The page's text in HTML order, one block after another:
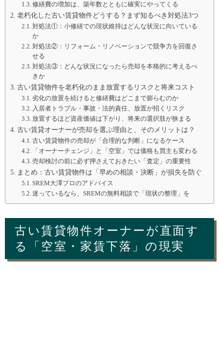
修繕費の増加は、築年数とともに確実にやってくる
老朽化した古い賃貸物件どうする？まず知るべき対処法3つ
対処法①：小修繕での現状維持はどんな状況に向いている
か
対処法②：リフォーム・リノベーションで競争力を回復さ
せる
対処法③：どんな状況になったら売却を本格的に考えるべ
きか
古い賃貸物件を老朽化のまま放置するリスクと将来コスト
劣化の放置を続けると修繕費はどこまで膨らむのか
入居者トラブル・事故・法的責任、放置が招くリスク
放置するほど資産価値は下がり、将来の選択肢が狭まる
古い賃貸オーナーが売却を選ぶ理由と、そのメリットは？
古い賃貸物件の売却が「合理的な判断」になるケース
「オーナーチェンジ」と「空室」では価格も買主も変わる
売却検討の前に必ず押さえておきたい「査定」の重要性
まとめ：古い賃貸物件は「早めの相談・決断」が損失を防ぐ
SREM大澤プロのアドバイス
迷っているなら、SREMの無料相談で「現状の整理」を
古い賃貸物件オーナーが直面す
る「空室・家賃下落」の現実